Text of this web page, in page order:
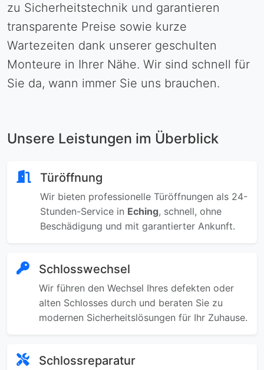
zu Sicherheitstechnik und garantieren
transparente Preise sowie kurze
Wartezeiten dank unserer geschulten
Monteure in Ihrer Nähe. Wir sind schnell für
Sie da, wann immer Sie uns brauchen.
Unsere Leistungen im Überblick
Türöffnung
Wir bieten professionelle Türöffnungen als 24-
Stunden-Service in Eching, schnell, ohne
Beschädigung und mit garantierter Ankunft.
Schlosswechsel
Wir führen den Wechsel Ihres defekten oder
alten Schlosses durch und beraten Sie zu
modernen Sicherheitslösungen für Ihr Zuhause.
Schlossreparatur